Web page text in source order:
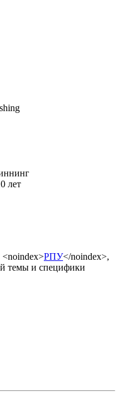
лет
<noindex>РПУ</noindex>,
темы и специфики